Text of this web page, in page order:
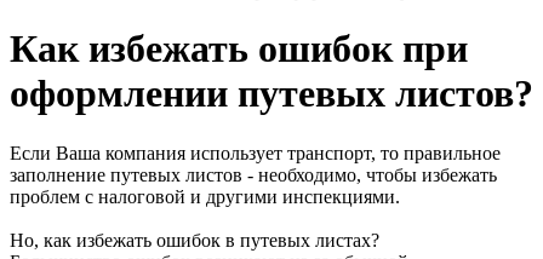
Как избежать ошибок при
оформлении путевых листов?
Если Ваша компания использует транспорт, то правильное
заполнение путевых листов - необходимо, чтобы избежать
проблем с налоговой и другими инспекциями.
Но, как избежать ошибок в путевых листах?